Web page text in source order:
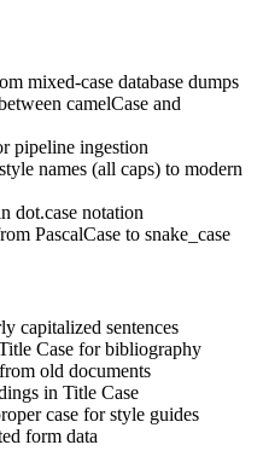
mixed-case database dumps
camelCase and
pipeline ingestion
names (all caps) to modern
dot.case notation
PascalCase to snake_case
capitalized sentences
Case for bibliography
old documents
in Title Case
case for style guides
form data